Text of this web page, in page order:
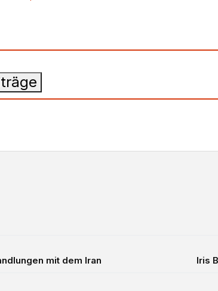
mit dem Iran Iris